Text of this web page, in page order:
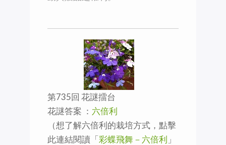
第735回 花謎擂台
花謎答案 ： 六倍利
（想了解六倍利的栽培方式，點擊
此連結閱讀「彩蝶飛舞－六倍利 」